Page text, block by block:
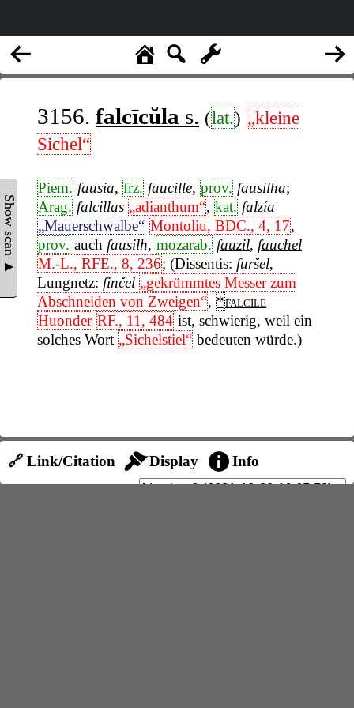
Show scan ▲
3156. falcīcŭla s. (lat.) „kleine
Sichel“
Piem. fausia, frz. faucille, prov. fausilha;
Arag. falcillas „adianthum“, kat. falzía
„Mauerschwalbe“ Montoliu, BDC., 4, 17,
prov. auch fausilh, mozarab. fauzil, fauchel
M.-L., RFE., 8, 236; (Dissentis: furšel,
Lungnetz: finčel „gekrümmtes Messer zum
Abschneiden von Zweigen“, *falcile
Huonder RF., 11, 484 ist, schwierig, weil ein
solches Wort „Sichelstiel“ bedeuten würde.)
🔗 Link/Citation Display Info